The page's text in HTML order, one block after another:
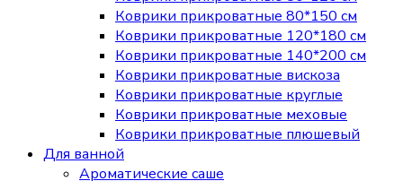
Коврики прикроватные 80*150 см
Коврики прикроватные 120*180 см
Коврики прикроватные 140*200 см
Коврики прикроватные вискоза
Коврики прикроватные круглые
Коврики прикроватные меховые
Коврики прикроватные плюшевый
Для ванной
Ароматические саше